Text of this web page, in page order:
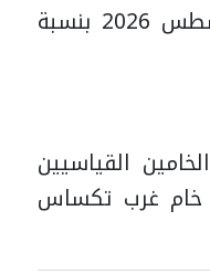
في المقابل، ارتفع خام غرب تكساس الوسيط الأميركي تسليم أغسطس 2026 بنسبة
القياسيين
0.6%، بينما انخفض خام غرب تكساس